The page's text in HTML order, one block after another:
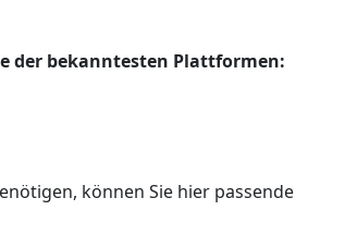
der bekanntesten Plattformen:
können Sie hier passende